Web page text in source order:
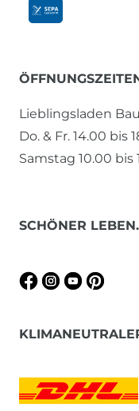
Lieblingsladen
Do. & Fr. 14.00 bis
Samstag 10.00 bis
SCHÖNER